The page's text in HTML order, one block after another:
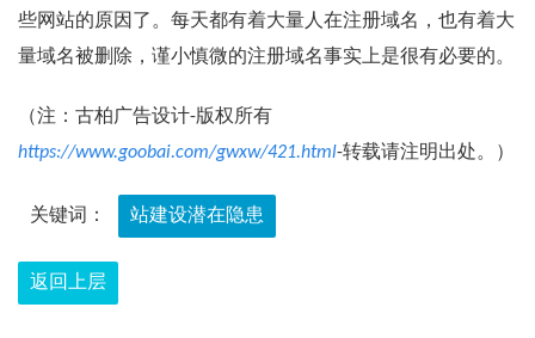
些网站的原因了。每天都有着大量人在注册域名，也有着大
量域名被删除，谨小慎微的注册域名事实上是很有必要的。
（注：古柏广告设计-版权所有
https://www.goobai.com/gwxw/421.html-转载请注明出处。）
关键词： 站建设潜在隐患
返回上层